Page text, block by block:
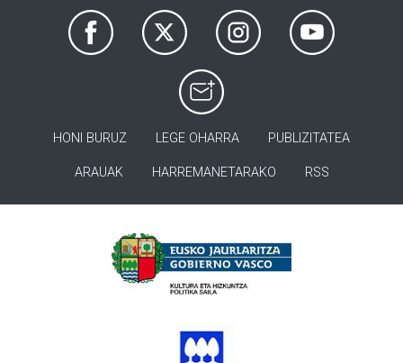
HONI BURUZ LEGE OHARRA PUBLIZITATEA
ARAUAK HARREMANETARAKO RSS